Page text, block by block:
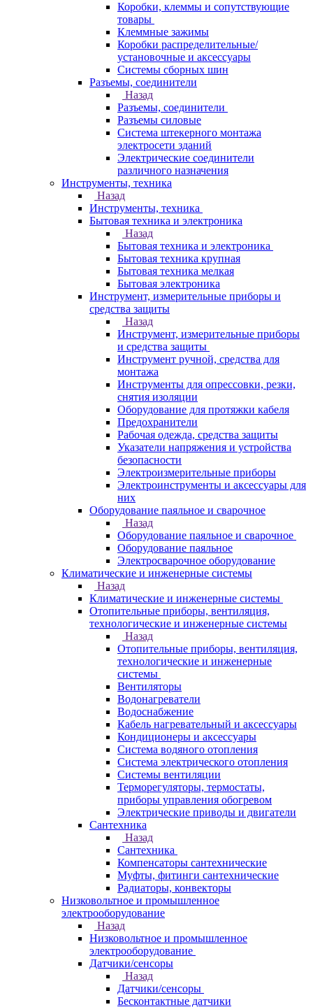
Коробки, клеммы и сопутствующие
товары
Клеммные зажимы
Коробки распределительные/
установочные и аксессуары
Системы сборных шин
Разъемы, соединители
Назад
Разъемы, соединители
Разъемы силовые
Система штекерного монтажа
электросети зданий
Электрические соединители
различного назначения
Инструменты, техника
Назад
Инструменты, техника
Бытовая техника и электроника
Назад
Бытовая техника и электроника
Бытовая техника крупная
Бытовая техника мелкая
Бытовая электроника
Инструмент, измерительные приборы и
средства защиты
Назад
Инструмент, измерительные приборы
и средства защиты
Инструмент ручной, средства для
монтажа
Инструменты для опрессовки, резки,
снятия изоляции
Оборудование для протяжки кабеля
Предохранители
Рабочая одежда, средства защиты
Указатели напряжения и устройства
безопасности
Электроизмерительные приборы
Электроинструменты и аксессуары для
них
Оборудование паяльное и сварочное
Назад
Оборудование паяльное и сварочное
Оборудование паяльное
Электросварочное оборудование
Климатические и инженерные системы
Назад
Климатические и инженерные системы
Отопительные приборы, вентиляция,
технологические и инженерные системы
Назад
Отопительные приборы, вентиляция,
технологические и инженерные
системы
Вентиляторы
Водонагреватели
Водоснабжение
Кабель нагревательный и аксессуары
Кондиционеры и аксессуары
Система водяного отопления
Система электрического отопления
Системы вентиляции
Терморегуляторы, термостаты,
приборы управления обогревом
Электрические приводы и двигатели
Сантехника
Назад
Сантехника
Компенсаторы сантехнические
Муфты, фитинги сантехнические
Радиаторы, конвекторы
Низковольтное и промышленное
электрооборудование
Назад
Низковольтное и промышленное
электрооборудование
Датчики/сенсоры
Назад
Датчики/сенсоры
Бесконтактные датчики